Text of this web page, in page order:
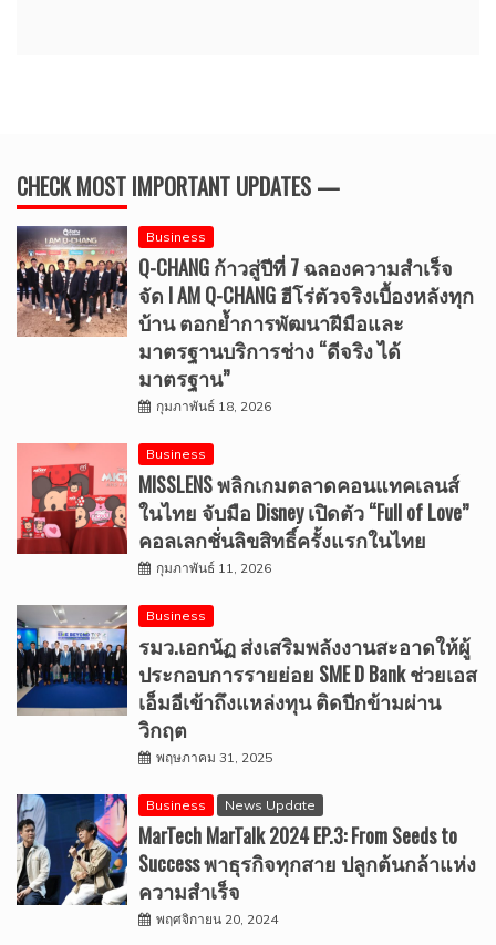
CHECK MOST IMPORTANT UPDATES —
Business
Q-CHANG ก้าวสู่ปีที่ 7 ฉลองความสำเร็จ
จัด I AM Q-CHANG ฮีโร่ตัวจริงเบื้องหลังทุก
บ้าน ตอกย้ำการพัฒนาฝีมือและ
มาตรฐานบริการช่าง “ดีจริง ได้
มาตรฐาน”
กุมภาพันธ์ 18, 2026
Business
MISSLENS พลิกเกมตลาดคอนแทคเลนส์
ในไทย จับมือ Disney เปิดตัว “Full of Love”
คอลเลกชั่นลิขสิทธิ์ครั้งแรกในไทย
กุมภาพันธ์ 11, 2026
Business
รมว.เอกนัฏ ส่งเสริมพลังงานสะอาดให้ผู้
ประกอบการรายย่อย SME D Bank ช่วยเอส
เอ็มอีเข้าถึงแหล่งทุน ติดปีกข้ามผ่าน
วิกฤต
พฤษภาคม 31, 2025
Business News Update
MarTech MarTalk 2024 EP.3: From Seeds to
Success พาธุรกิจทุกสาย ปลูกต้นกล้าแห่ง
ความสำเร็จ
พฤศจิกายน 20, 2024